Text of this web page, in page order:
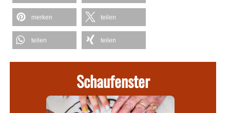
merken teilen
teilen teilen
Schaufenster